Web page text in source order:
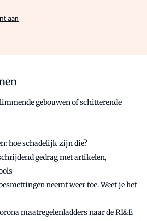
aan
gebouwen of schitterende
hoe schadelijk zijn die?
gedrag met artikelen,
neemt weer toe. Weet je het
maatregelenladders naar de RI&E